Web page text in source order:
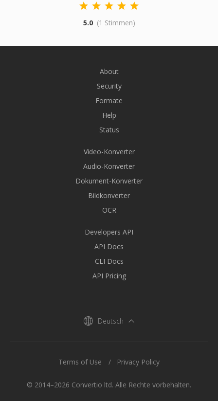
5.0 (1 Stimmen)
About
Security
Formate
Help
Status
Video-Konverter
Audio-Konverter
Dokument-Konverter
Bildkonverter
OCR
Developers API
API Docs
CLI Docs
API Pricing
Deutsch
© 2014–2026 Convertio ltd. Alle Rechte vorbehalten.
Terms of Use Privacy Policy